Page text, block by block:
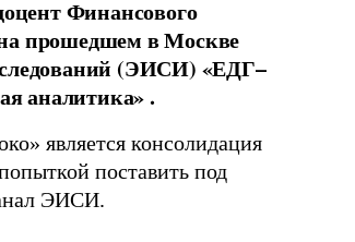
Финансового
прошедшем в Москве
(ЭИСИ) «ЕДГ–
аналитика» .
является консолидация
поставить под
ЭИСИ.